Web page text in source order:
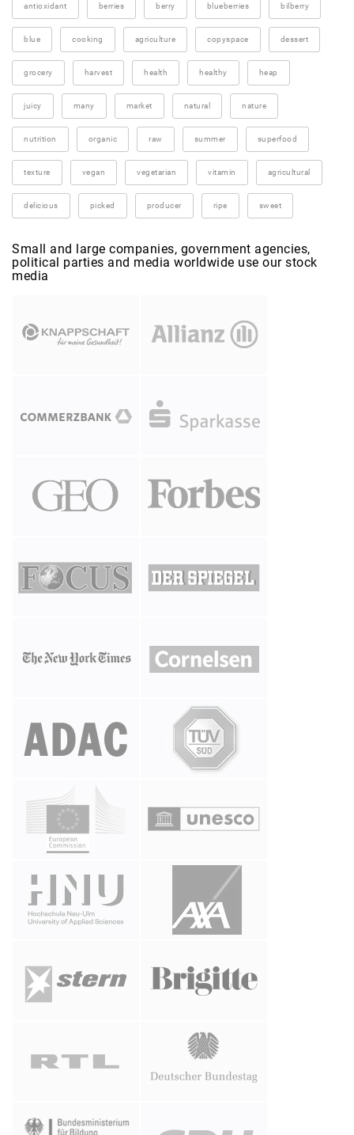
antioxidant berries berry blueberries bilberry
blue cooking agriculture copyspace dessert
grocery harvest health healthy heap
juicy many market natural nature
nutrition organic raw summer superfood
texture vegan vegetarian vitamin agricultural
delicious picked producer ripe sweet
Small and large companies, government agencies,
political parties and media worldwide use our stock
media